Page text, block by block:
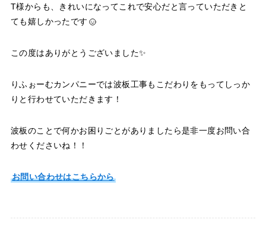
T様からも、きれいになってこれで安心だと言っていただきと
ても嬉しかったです
この度はありがとうございました✨
りふぉーむカンパニーでは波板工事もこだわりをもってしっか
りと行わせていただきます！
波板のことで何かお困りごとがありましたら是非一度お問い合
わせくださいね！！
お問い合わせはこちらから